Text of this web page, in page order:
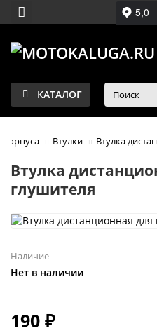
КАТАЛОГ
корпуса Втулки Втулка
Втулка
глушителя
Наличие
Нет в наличии
190 ₽